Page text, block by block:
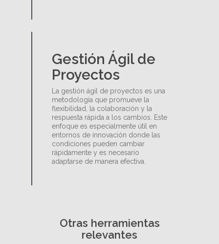
Gestión Ágil de
Proyectos
La gestión ágil de proyectos es una
metodología que promueve la
flexibilidad, la colaboración y la
respuesta rápida a los cambios. Este
enfoque es especialmente útil en
entornos de innovación donde las
condiciones pueden cambiar
rápidamente y es necesario
adaptarse de manera efectiva.
Otras herramientas
relevantes